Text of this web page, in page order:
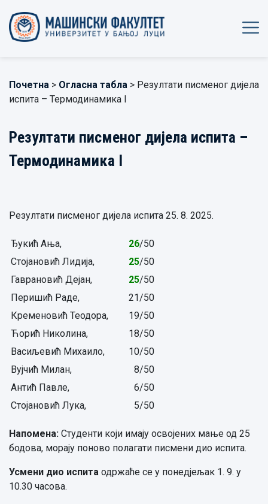
Почетна > Огласна табла > Резултати писменог дијела
испита – Термодинамика I
Резултати писменог дијела испита –
Термодинамика I
Резултати писменог дијела испита 25. 8. 2025.
Ђукић Ања, 26/50
Стојановић Лидија,
25/50
Гаврановић Дејан,
25/50
Перишић Раде,
21/50
Кременовић Теодора,
19/50
Ћорић Николина,
18/50
Васиљевић Михаило,
10/50
Вујчић Милан,
8/50
Антић Павле,
6/50
Стојановић Лука,
5/50
Напомена: Студенти који имају освојених мање од 25
бодова, морају поново полагати писмени дио испита.
Усмени дио испита одржаће се у понедјељак 1. 9. у
10.30 часова.